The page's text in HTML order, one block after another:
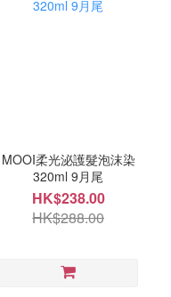
MOOI柔光泌護髮泡沫染
320ml 9月尾
HK$238.00
HK$288.00